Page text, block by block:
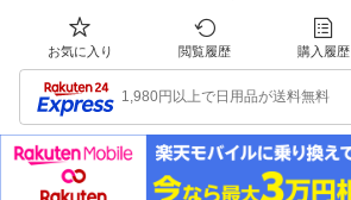
お気に入り 閲覧履歴 購入履歴
1,980円以上で日用品が送料無料